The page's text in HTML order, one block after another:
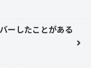
ーしたことがある